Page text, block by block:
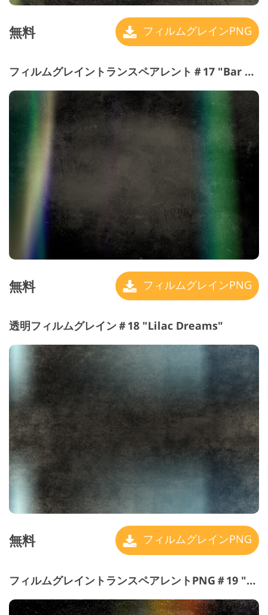
無料 フィルムグレインPNG
フィルムグレイントランスペアレント＃17 "Bar Solitude"
無料 フィルムグレインPNG
透明フィルムグレイン＃18 "Lilac Dreams"
無料 フィルムグレインPNG
フィルムグレイントランスペアレントPNG＃19 "Bright Colors"